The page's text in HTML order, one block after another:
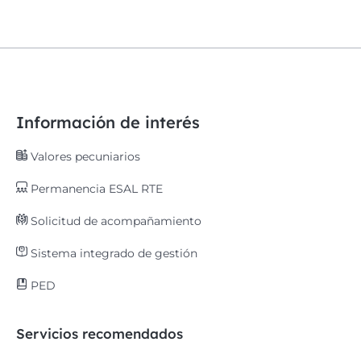
Información de interés
Valores pecuniarios
Permanencia ESAL RTE
Solicitud de acompañamiento
Sistema integrado de gestión
PED
Servicios recomendados